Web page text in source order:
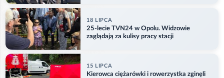
18 LIPCA
25-lecie TVN24 w Opolu. Widzowie
zaglądają za kulisy pracy stacji
15 LIPCA
Kierowca ciężarówki i rowerzystka zginęli